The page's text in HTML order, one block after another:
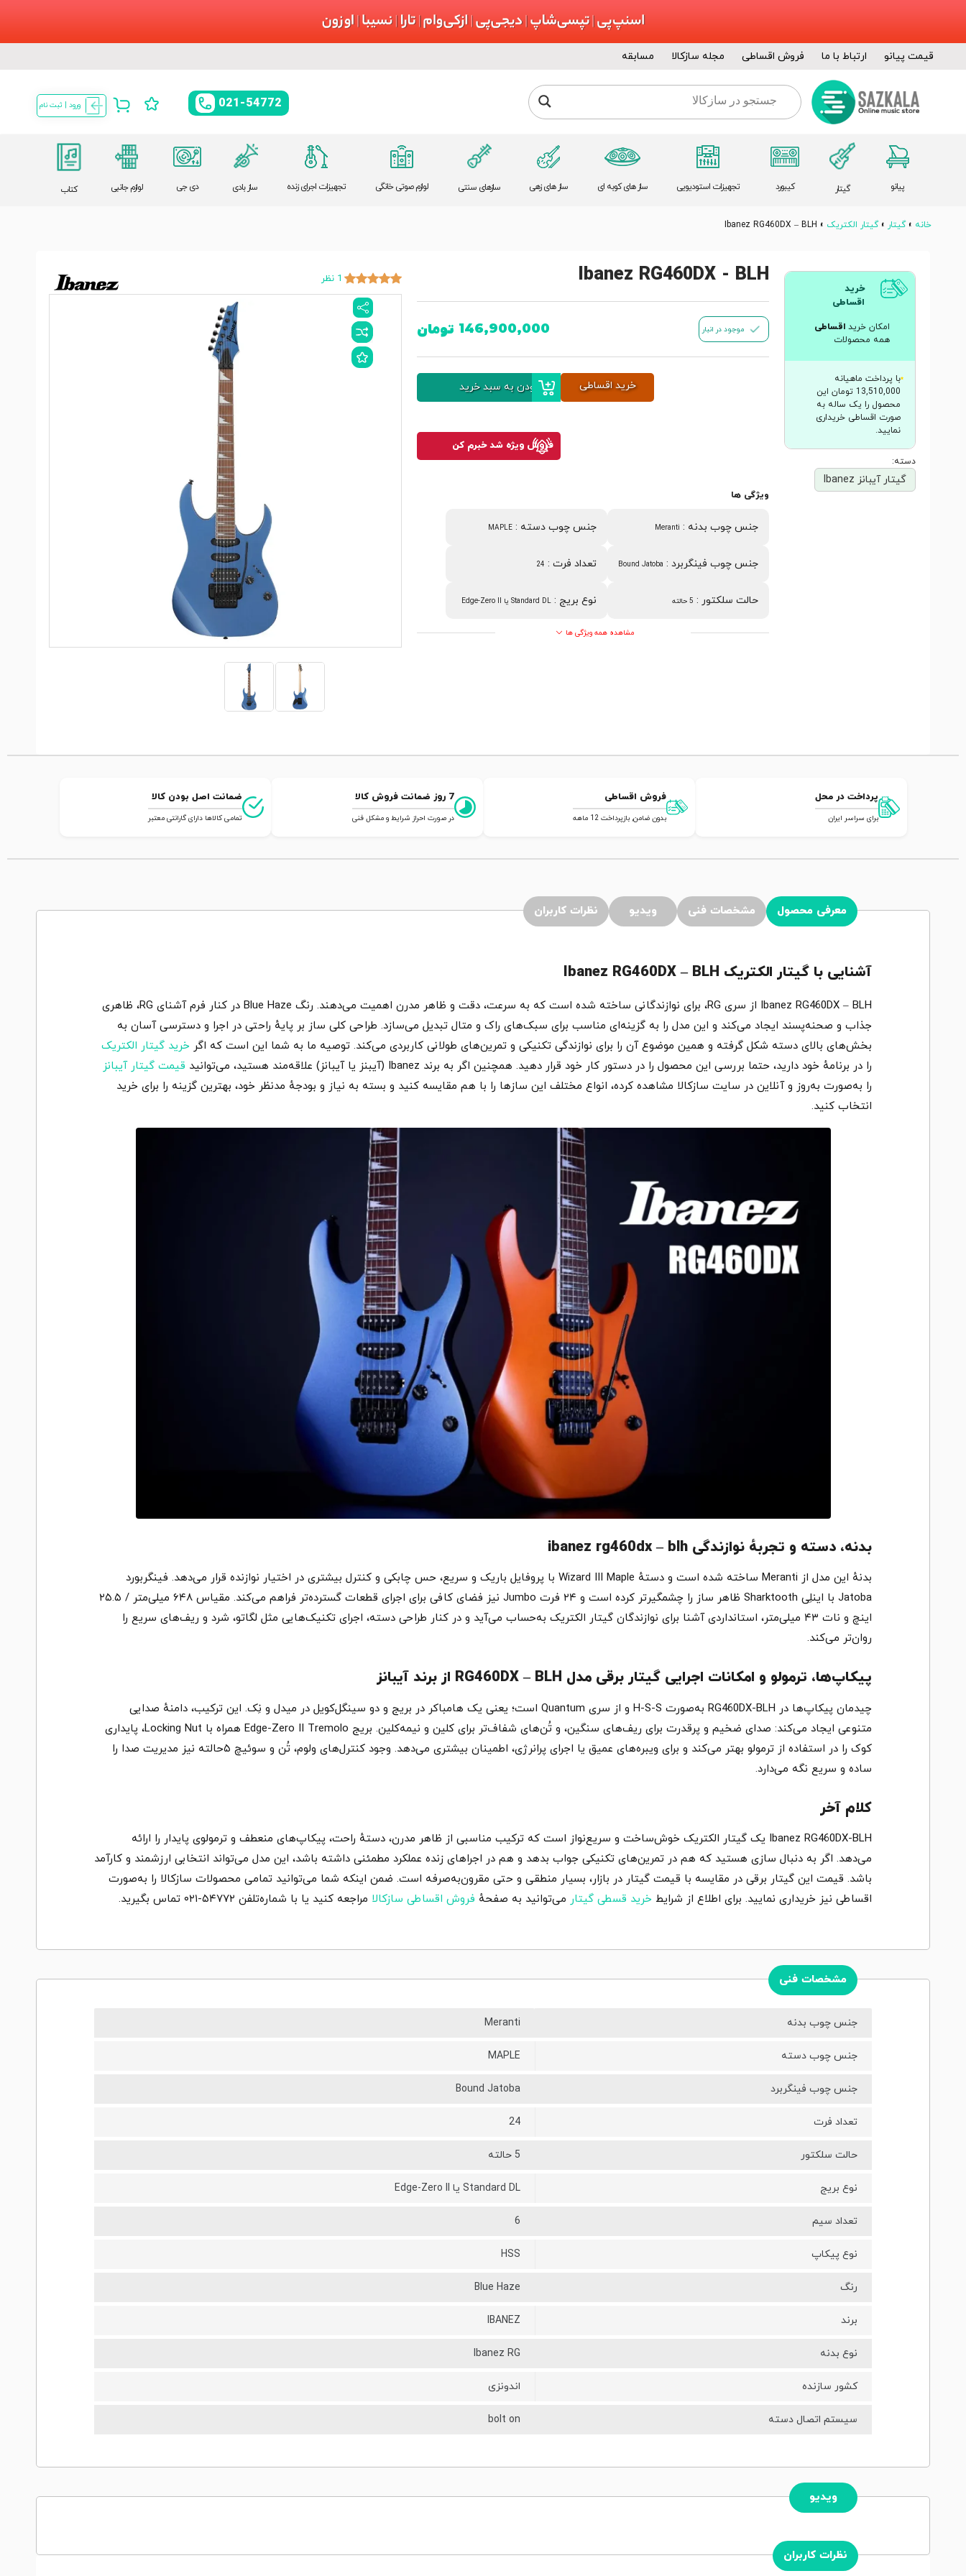
قیمت پیانو ارتباط با ما فروش اقساطی مجله سازکالا مسابقه
ورود | ثبت نام 021-54772
پیانو گیتار کیبورد تجهیزات استودیویی ساز های کوبه ای ساز های زهی سازهای سنتی لوازم صوتی خانگی تجهیزات اجرای زنده ساز بادی دی جی لوازم جانبی کتاب
خانه »گیتار »گیتار الکتریک »
Ibanez RG460DX – BLH
Ibanez RG460DX - BLH
146,900,000 تومان موجود در انبار
افزودن به سبد خرید خرید اقساطی
فروش ویژه شد خبرم کن
ویژگی ها
جنس چوب بدنه :
Meranti جنس چوب دسته :
MAPLE
جنس چوب فینگربرد:
Bound Jatoba تعداد فرت:
24
حالت سلکتور : 5 حالته نوع بریج : Standard DL یا Edge-Zero II
مشاهده همه ویژگی ها
1 نظر
خرید
اقساطی
امکان خرید اقساطی
همه محصولات
با پرداخت ماهیانه
13,510,000 تومان این
محصول را یک ساله به
صورت اقساطی خریداری
نمایید.
دسته:
گیتار آیبانز Ibanez
پرداخت در محل
برای سراسر ایران
فروش اقساطی
بدون ضامن, بازپرداخت 12 ماهه
7 روز ضمانت فروش کالا
در صورت احراز شرایط و مشکل فنی
ضمانت اصل بودن کالا
تمامی کالاها دارای گارانتی معتبر
معرفی محصول مشخصات فنی ویدیو نظرات کاربران
آشنایی با گیتار الکتریک Ibanez RG460DX – BLH
Ibanez RG460DX – BLH از سری RG، برای نوازندگانی ساخته شده است که به سرعت، دقت و ظاهر مدرن اهمیت می‌دهند. رنگ Blue Haze در کنار فرم آشنای RG، ظاهری
جذاب و صحنه‌پسند ایجاد می‌کند و این مدل را به گزینه‌ای مناسب برای سبک‌های راک و متال تبدیل می‌سازد. طراحی کلی ساز بر پایهٔ راحتی در اجرا و دسترسی آسان به
بخش‌های بالای دسته شکل گرفته و همین موضوع آن را برای نوازندگی تکنیکی و تمرین‌های طولانی کاربردی می‌کند. توصیه ما به شما این است که اگر خرید گیتار الکتریک
را در برنامهٔ خود دارید، حتما بررسی این محصول را در دستور کار خود قرار دهید. همچنین اگر به برند Ibanez (آیبنز یا آیبانز) علاقه‌مند هستید، می‌توانید
قیمت گیتار آیبانز
را به‌صورت به‌روز و آنلاین در سایت سازکالا مشاهده کرده، انواع مختلف این سازها را با هم مقایسه کنید و بسته به نیاز و بودجهٔ مدنظر خود، بهترین گزینه را برای خرید
انتخاب کنید.
بدنه، دسته و تجربهٔ نوازندگی ibanez rg460dx – blh
بدنهٔ این مدل از Meranti ساخته شده است و دستهٔ Wizard III Maple با پروفایل باریک و سریع، حس چابکی و کنترل بیشتری در اختیار نوازنده قرار می‌دهد. فینگربورد
Jatoba با اینلِی Sharktooth ظاهر ساز را چشمگیرتر کرده است و ۲۴ فرت Jumbo نیز فضای کافی برای اجرای قطعات گسترده‌تر فراهم می‌کند. مقیاس ۶۴۸ میلی‌متر / ۲۵.۵
اینچ و نات ۴۳ میلی‌متر، استانداردی آشنا برای نوازندگان گیتار الکتریک به‌حساب می‌آید و در کنار طراحی دسته، اجرای تکنیک‌هایی مثل لگاتو، شرد و ریف‌های سریع را
روان‌تر می‌کند.
پیکاپ‌ها، ترمولو و امکانات اجرایی گیتار برقی مدل RG460DX – BLH از برند آیبانز
چیدمان پیکاپ‌ها در RG460DX-BLH به‌صورت H-S-S و از سری Quantum است؛ یعنی یک هامباکر در بریج و دو سینگل‌کویل در میدل و نِک. این ترکیب، دامنهٔ صدایی
متنوعی ایجاد می‌کند: صدای ضخیم و پرقدرت برای ریف‌های سنگین، و تُن‌های شفاف‌تر برای کلین و نیمه‌کلین. بریج Edge-Zero II Tremolo همراه با Locking Nut، پایداری
کوک را در استفاده از ترمولو بهتر می‌کند و برای ویبره‌های عمیق یا اجرای پرانرژی، اطمینان بیشتری می‌دهد. وجود کنترل‌های ولوم، تُن و سوئیچ ۵حالته نیز مدیریت صدا را
ساده و سریع نگه می‌دارد.
کلام آخر
Ibanez RG460DX-BLH یک گیتار الکتریک خوش‌ساخت و سریع‌نواز است که ترکیب مناسبی از ظاهر مدرن، دستهٔ راحت، پیکاپ‌های منعطف و ترمولوی پایدار را ارائه
می‌دهد. اگر به دنبال سازی هستید که هم در تمرین‌های تکنیکی جواب بدهد و هم در اجراهای زنده عملکرد مطمئنی داشته باشد، این مدل می‌تواند انتخابی ارزشمند و کارآمد
باشد. قیمت این گیتار برقی در مقایسه با قیمت گیتار در بازار، بسیار منطقی و حتی مقرون‌به‌صرفه است. ضمن اینکه شما می‌توانید تمامی محصولات سازکالا را به‌صورت
اقساطی نیز خریداری نمایید. برای اطلاع از شرایط خرید قسطی گیتار می‌توانید به صفحهٔ فروش اقساطی سازکالا مراجعه کنید یا با شماره‌تلفن ۵۴۷۷۲-۰۲۱ تماس بگیرید.
مشخصات فنی
جنس چوب بدنه Meranti
جنس چوب دسته MAPLE
جنس چوب فینگربرد Bound Jatoba
تعداد فرت 24
حالت سلکتور 5 حالته
نوع بریج Standard DL یا Edge-Zero II
تعداد سیم 6
نوع پیکاپ HSS
رنگ Blue Haze
برند IBANEZ
نوع بدنه Ibanez RG
کشور سازنده اندونزی
سیستم اتصال دسته bolt on
ویدیو
نظرات کاربران